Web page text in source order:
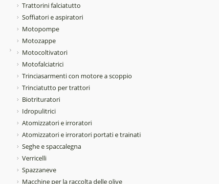
Trattorini falciatutto
Soffiatori e aspiratori
Motopompe
Motozappe
Motocoltivatori
Motofalciatrici
Trinciasarmenti con motore a scoppio
Trinciatutto per trattori
Biotrituratori
Idropulitrici
Atomizzatori e irroratori
Atomizzatori e irroratori portati e trainati
Seghe e spaccalegna
Verricelli
Spazzaneve
Macchine per la raccolta delle olive